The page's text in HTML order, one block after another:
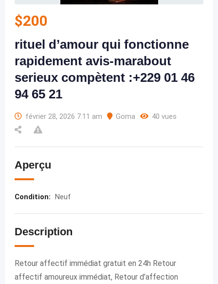
$200
rituel d’amour qui fonctionne
rapidement avis-marabout
serieux compètent :+229 01 46
94 65 21
février 28, 2026 7:11 am Goma 40 vues
Aperçu
Condition: Neuf
Description
Retour affectif immédiat gratuit en 24h Retour
affectif amoureux immédiat, Retour d’affection